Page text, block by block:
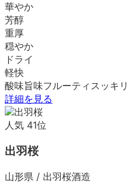
華やか
芳醇
重厚
穏やか
ドライ
軽快
酸味旨味フルーティ スッキリ
詳細を見る
人気 41位
出羽桜
山形県 / 出羽桜酒造